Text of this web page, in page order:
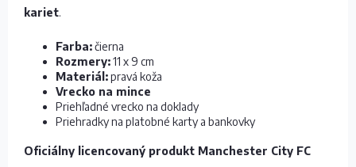
kariet.
Farba:čierna
Rozmery:11 x 9 cm
Materiál:pravá koža
Vrecko na mince
Priehľadné vrecko na doklady
Priehradky na platobné karty a bankovky
Oficiálny licencovaný produkt Manchester City FC